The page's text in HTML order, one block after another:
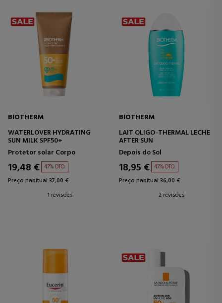
BIOTHERM
WATERLOVER HYDRATING
SUN MILK SPF50+
Protetor solar Corpo
19,48 € 47% DTO.
Preço habitual 37,00 €
1 revisões
BIOTHERM
LAIT OLIGO-THERMAL LECHE
AFTER SUN
Depois do Sol
18,95 € 47% DTO.
Preço habitual 36,00 €
2 revisões